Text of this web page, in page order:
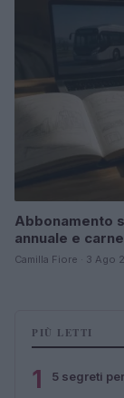
Abbonamento
annuale e
Camilla Fiore · 3 Ago
PIÙ LETTI
1 5 segreti